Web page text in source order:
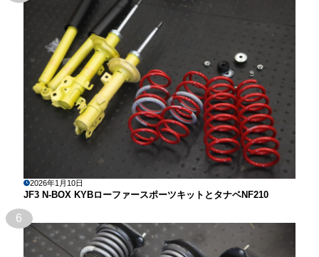
2026年1月10日
JF3 N-BOX KYBローファースポーツキットとタナベNF210
6